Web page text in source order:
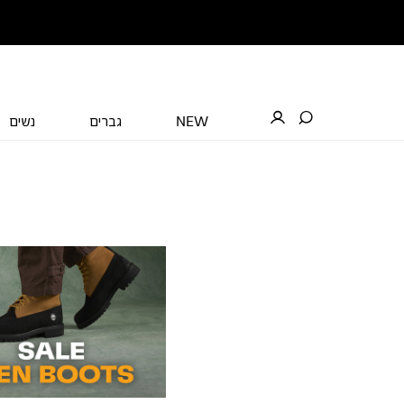
NEW גברים נשים